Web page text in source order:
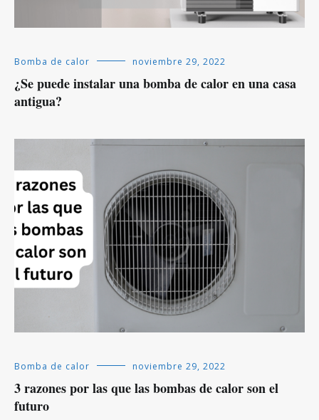
Bomba de calor noviembre 29, 2022
¿Se puede instalar una bomba de calor en una casa
antigua?
Bomba de calor noviembre 29, 2022
3 razones por las que las bombas de calor son el
futuro